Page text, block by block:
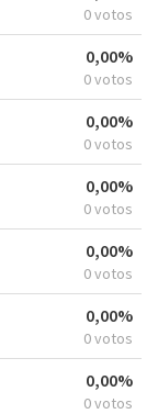
0 votos
0,00%
0 votos
0,00%
0 votos
0,00%
0 votos
0,00%
0 votos
0,00%
0 votos
0,00%
0 votos